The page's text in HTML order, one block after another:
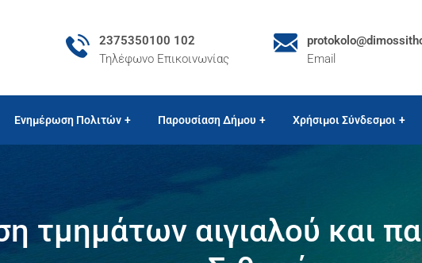
2375350100 102
Τηλέφωνο Επικοινωνίας
Email
Ενημέρωση Πολιτών Παρουσίαση Δήμου Χρήσιμοι Σύνδεσμοι
τμημάτων αιγιαλού και